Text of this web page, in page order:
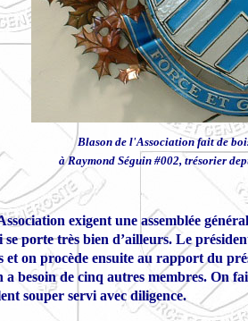
Blason de l'Association fait de
à Raymond Séguin #002, trésorier
exigent une assemblée
se porte très bien d’ailleurs. Le
et on procède ensuite au rapport du
a besoin de cinq autres membres. On
souper servi avec diligence.